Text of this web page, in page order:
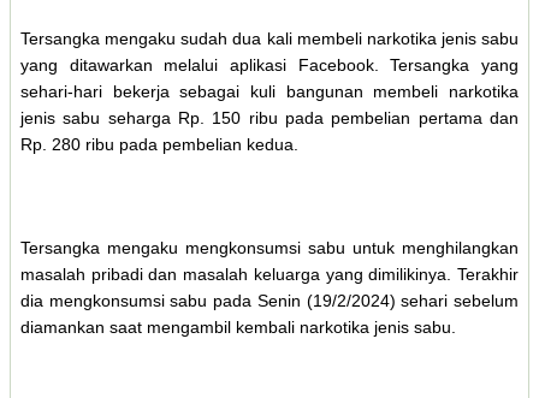
Tersangka mengaku sudah dua kali membeli narkotika jenis sabu
yang ditawarkan melalui aplikasi Facebook. Tersangka yang
sehari-hari bekerja sebagai kuli bangunan membeli narkotika
jenis sabu seharga Rp. 150 ribu pada pembelian pertama dan
Rp. 280 ribu pada pembelian kedua.
Tersangka mengaku mengkonsumsi sabu untuk menghilangkan
masalah pribadi dan masalah keluarga yang dimilikinya. Terakhir
dia mengkonsumsi sabu pada Senin (19/2/2024) sehari sebelum
diamankan saat mengambil kembali narkotika jenis sabu.